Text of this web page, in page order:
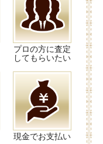
プロの方に査定
してもらいたい
現金でお支払い